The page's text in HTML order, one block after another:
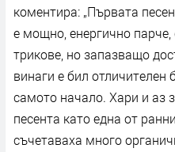
коментира: „Първата
е мощно, енергично
трикове, но запазващо
винаги е бил отличителен
самото начало. Хари и аз
песента като една от
съчетаваха много